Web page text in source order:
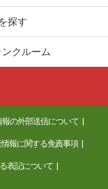
探す
クルーム
の外部送信について
報に関する免責事項
表記について